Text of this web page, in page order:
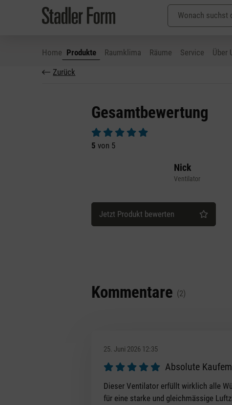
Hauptinhalt springen
Zur Suche springen
Zur Hauptnavigation springen
Home Produkte Raumklima Räume Service
Über
Zurück
Gesamtbewertung
Durchschnittliche Bewertung von 5 von 5
5 von 5
Nick
Ventilator
Jetzt Produkt bewerten
Kommentare (2)
25. Juni 2026 12:35
Bewertung mit 5 von 5 Sternen
Absolute
Dieser Ventilator erfüllt wirklich alle
für eine starke und gleichmässige